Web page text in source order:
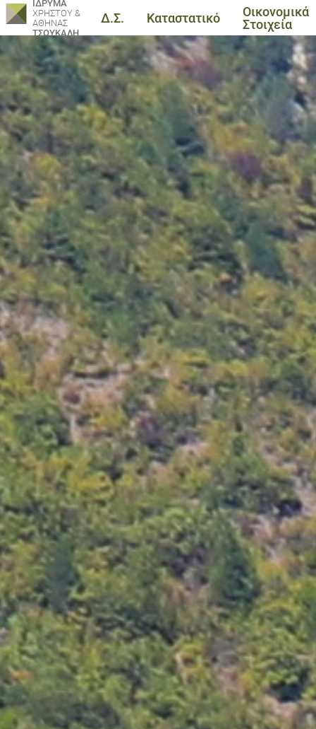
ΙΔΡΥΜΑ
ΧΡΗΣΤΟΥ &
ΑΘΗΝΑΣ
ΤΣΟΥΚΑΛΗ
Δ.Σ. Καταστατικό Οικονομικά
Στοιχεία